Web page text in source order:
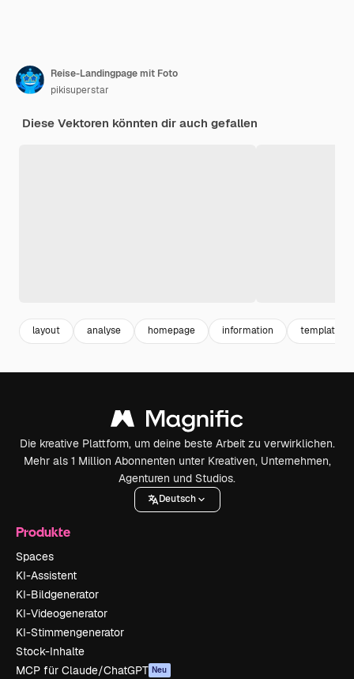
Reise-Landingpage mit Foto
pikisuperstar
Diese Vektoren könnten dir auch gefallen
layout analyse homepage information template
Die kreative Plattform, um deine beste Arbeit zu verwirklichen.
Mehr als 1 Million Abonnenten unter Kreativen, Unternehmen,
Agenturen und Studios.
Deutsch
Produkte
Spaces
KI-Assistent
KI-Bildgenerator
KI-Videogenerator
KI-Stimmengenerator
Stock-Inhalte
MCP für Claude/ChatGPT Neu